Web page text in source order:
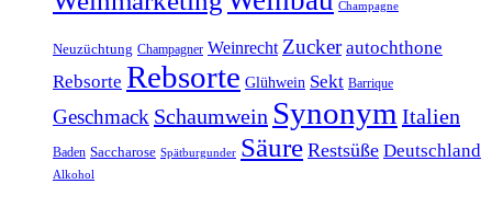
Champagne
Neuzüchtung Champagner Weinrecht Zucker autochthone
Rebsorte Rebsorte Glühwein Sekt Barrique
Geschmack Schaumwein Synonym Italien
Baden Saccharose Spätburgunder Säure Restsüße Deutschland
Alkohol